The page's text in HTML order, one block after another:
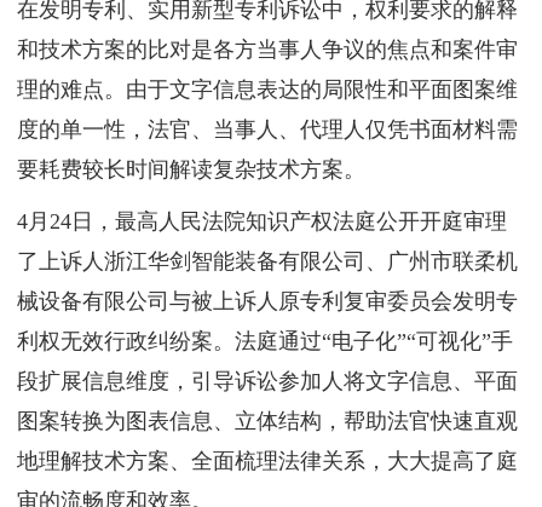
在发明专利、实用新型专利诉讼中，权利要求的解释
和技术方案的比对是各方当事人争议的焦点和案件审
理的难点。由于文字信息表达的局限性和平面图案维
度的单一性，法官、当事人、代理人仅凭书面材料需
要耗费较长时间解读复杂技术方案。
4月24日，最高人民法院知识产权法庭公开开庭审理
了上诉人浙江华剑智能装备有限公司、广州市联柔机
械设备有限公司与被上诉人原专利复审委员会发明专
利权无效行政纠纷案。法庭通过“电子化”“可视化”手
段扩展信息维度，引导诉讼参加人将文字信息、平面
图案转换为图表信息、立体结构，帮助法官快速直观
地理解技术方案、全面梳理法律关系，大大提高了庭
审的流畅度和效率。